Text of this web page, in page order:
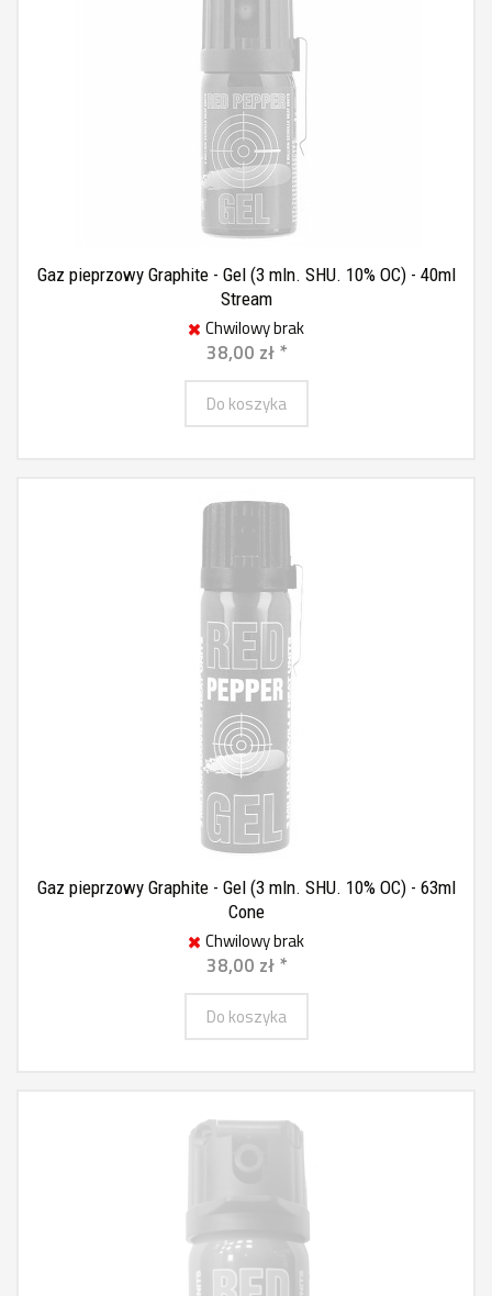
Gaz pieprzowy Graphite - Gel (3 mln. SHU. 10% OC) - 40ml
Stream
Chwilowy brak
38,00 zł *
Do koszyka
Gaz pieprzowy Graphite - Gel (3 mln. SHU. 10% OC) - 63ml
Cone
Chwilowy brak
38,00 zł *
Do koszyka